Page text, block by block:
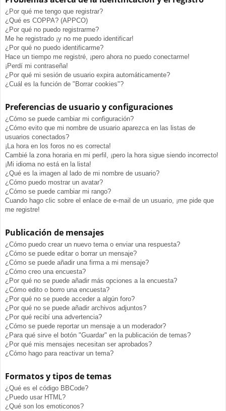
¿Por qué me tengo que registrar?
¿Qué es COPPA? (APPCO)
¿Por qué no puedo registrarme?
Me he registrado ¡y no me puedo identificar!
¿Por qué no puedo identificarme?
Hace un tiempo me registré, ¡pero ahora no puedo conectarme!
¡Perdí mi contraseña!
¿Por qué mi sesión de usuario expira automáticamente?
¿Cuál es la función de "Borrar cookies"?
Preferencias de usuario y configuraciones
¿Cómo se puede cambiar mi configuración?
¿Cómo evito que mi nombre de usuario aparezca en las listas de
usuarios conectados?
¡La hora en los foros no es correcta!
Cambié la zona horaria en mi perfil, ¡pero la hora sigue siendo incorrecto!
¡Mi idioma no está en la lista!
¿Qué es la imagen al lado de mi nombre de usuario?
¿Cómo puedo mostrar un avatar?
¿Cómo se puede cambiar mi rango?
Cuando hago clic sobre el enlace de e-mail de un usuario, ¡me pide que
me registre!
Publicación de mensajes
¿Cómo puedo crear un nuevo tema o enviar una respuesta?
¿Cómo se puede editar o borrar un mensaje?
¿Cómo se puede añadir una firma a mi mensaje?
¿Cómo creo una encuesta?
¿Por qué no se puede añadir más opciones a la encuesta?
¿Cómo edito o borro una encuesta?
¿Por qué no se puede acceder a algún foro?
¿Por qué no se puede añadir archivos adjuntos?
¿Por qué recibí una advertencia?
¿Cómo se puede reportar un mensaje a un moderador?
¿Para qué sirve el botón "Guardar" en la publicación de temas?
¿Por qué mis mensajes necesitan ser aprobados?
¿Cómo hago para reactivar un tema?
Formatos y tipos de temas
¿Qué es el código BBCode?
¿Puedo usar HTML?
¿Qué son los emoticonos?